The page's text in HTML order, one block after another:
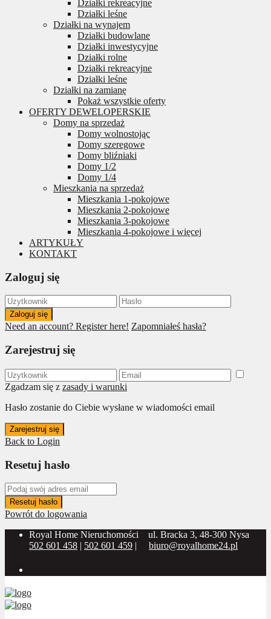
Działki rekreacyjne
Działki leśne
Działki na wynajem
Działki budowlane
Działki inwestycyjne
Działki rolne
Działki rekreacyjne
Działki leśne
Działki na zamianę
Pokaż wszystkie oferty
OFERTY DEWELOPERSKIE
Domy na sprzedaż
Domy wolnostojąc
Domy szeregowe
Domy bliźniaki
Domy 1/2
Domy 1/4
Mieszkania na sprzedaż
Mieszkania 1-pokojowe
Mieszkania 2-pokojowe
Mieszkania 3-pokojowe
Mieszkania 4-pokojowe i więcej
ARTYKUŁY
KONTAKT
Zaloguj się
Zaloguj się
Need an account? Register here! Zapomniałeś hasła?
Zarejestruj się
Zgadzam się z zasady i warunki
Hasło zostanie do Ciebie wysłane w wiadomości email
Zarejestruj się
Back to Login
Resetuj hasło
Resetuj hasło
Powrót do logowania
Royal Home Nieruchomości
ul. Bracka 3, 48-300 Nysa
502 601 458 | 502 601 459 | biuro@royalhome24.pl